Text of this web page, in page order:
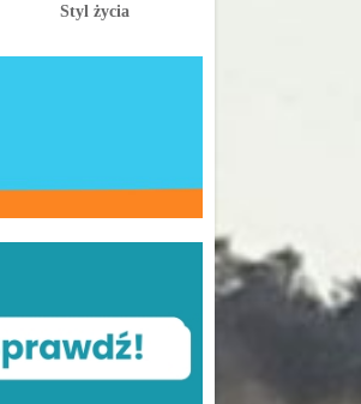
Styl życia